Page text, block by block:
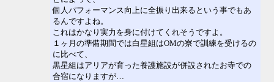
個人パフォーマンス向上に全振り出来るという事でもあ
るんですよね。
これはかなり実力を身に付けてくれそうですよ。
１ヶ月の準備期間では白星組はOMの寮で訓練を受けるの
に比べて、
黒星組はアリアが育った養護施設が併設されたお寺での
合宿になりますが…